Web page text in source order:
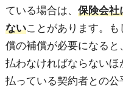
ている場合は、 保険会社
ないことがあります。
償の補償が必要になる
払わなければならない
払っている契約者との